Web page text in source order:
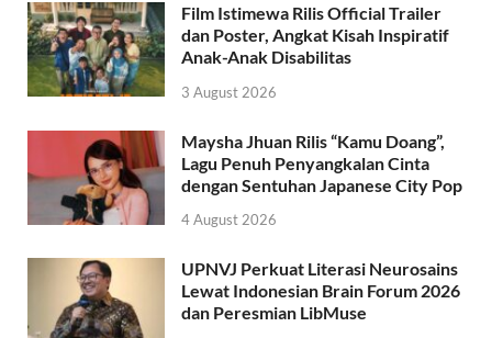
Film Istimewa Rilis Official Trailer
dan Poster, Angkat Kisah Inspiratif
Anak-Anak Disabilitas
3 August 2026
Maysha Jhuan Rilis “Kamu Doang”,
Lagu Penuh Penyangkalan Cinta
dengan Sentuhan Japanese City Pop
4 August 2026
UPNVJ Perkuat Literasi Neurosains
Lewat Indonesian Brain Forum 2026
dan Peresmian LibMuse